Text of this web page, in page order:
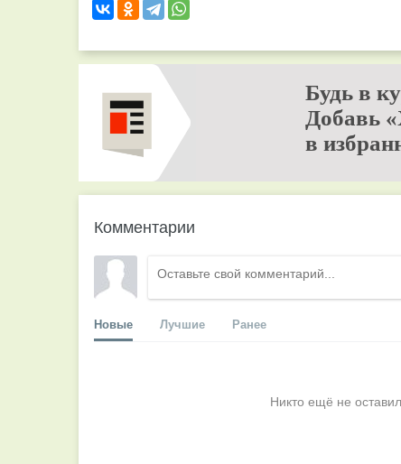
Будь в
Добавь
в
Комментарии
Новые Лучшие Ранее
Никто ещё не